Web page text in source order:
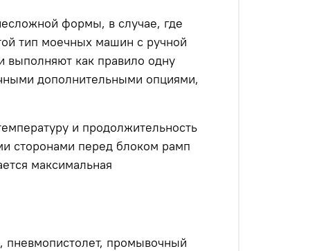
формы, в случае, где
тип моечных машин с ручной
выполняют как правило одну
дополнительными опциями,
и продолжительность
сторонами перед блоком рамп
максимальная
пневмопистолет, промывочный